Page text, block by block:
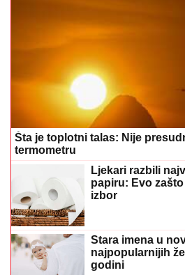
Šta je toplotni talas: Nije
termometru
Ljekari razbili
papiru: Evo
izbor
Stara imena u
najpopularnijih
godini